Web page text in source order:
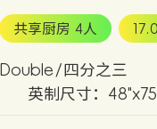
共享厨房 4人
四分之三
英制尺寸：